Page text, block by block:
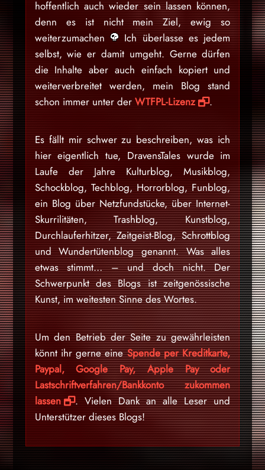
hoffentlich auch wieder sein lassen können,
denn es ist nicht mein Ziel, ewig so
weiterzumachen
Ich überlasse es jedem
selbst, wie er damit umgeht. Gerne dürfen
die Inhalte aber auch einfach kopiert und
weiterverbreitet werden, mein Blog stand
schon immer unter der WTFPL-Lizenz .
Es fällt mir schwer zu beschreiben, was ich
hier eigentlich tue, DravensTales wurde im
Laufe der Jahre Kulturblog, Musikblog,
Schockblog, Techblog, Horrorblog, Funblog,
ein Blog über Netzfundstücke, über Internet-
Skurrilitäten, Trashblog, Kunstblog,
Durchlauferhitzer, Zeitgeist-Blog, Schrottblog
und Wundertütenblog genannt. Was alles
etwas stimmt… – und doch nicht. Der
Schwerpunkt des Blogs ist zeitgenössische
Kunst, im weitesten Sinne des Wortes.
Um den Betrieb der Seite zu gewährleisten
könnt ihr gerne eineSpende per Kreditkarte,
Paypal, Google Pay, Apple Pay oder
Lastschriftverfahren/Bankkonto zukommen
lassen
. Vielen Dank an alle Leser und
Unterstützer dieses Blogs!